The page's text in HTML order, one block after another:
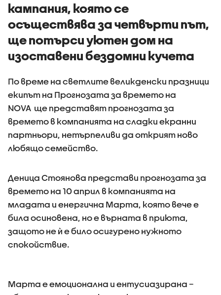
кампания, която се
осъществява за четвърти път,
ще потърси уютен дом на
изоставени бездомни кучета
По време на светлите великденски празници
екипът на Прогнозата за времето на
NOVA ще представят прогнозата за
времето в компанията на сладки екранни
партньори, нетърпеливи да открият ново
любящо семейство.
Деница Стоянова представи прогнозата за
времето на 10 април в компанията на
младата и енергична Марта, която вече е
била осиновена, но е върната в приюта,
защото не ѝ е било осигурено нужното
спокойствие.
Марта е емоционална и ентусиазирана –